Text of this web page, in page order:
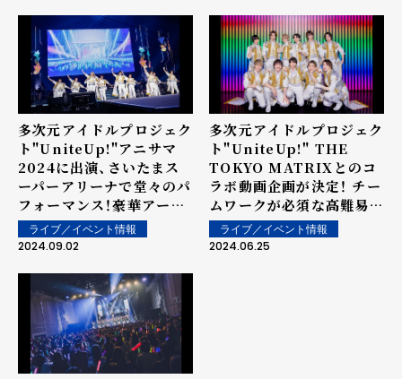
多次元アイドルプロジェク
ト"UniteUp!"アニサマ
2024に出演、さいたまス
ーパーアリーナで堂々のパ
フォーマンス！豪華アーテ
ィスト・声優とのコラボレ
ーションも実現！
ライブ／イベント情報
2024.09.02
多次元アイドルプロジェク
ト"UniteUp!" THE
TOKYO MATRIXとのコ
ラボ動画企画が決定！ チー
ムワークが必須な高難易度
ダンジョンにメンバーが挑
戦！
ライブ／イベント情報
2024.06.25